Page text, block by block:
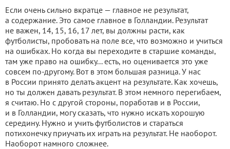
Если очень сильно вкратце — главное не результат,
а содержание. Это самое главное в Голландии. Результат
не важен, 14, 15, 16, 17 лет, вы должны расти, как
футболисты, пробовать на поле все, что возможно и учиться
на ошибках. Но когда вы переходите в старшие команды,
там уже право на ошибку... есть, но оценивается это уже
совсем по-другому. Вот в этом большая разница. У нас
в России принято делать акцент на результате. Как хочешь,
но ты должен давать результат. В этом немного перегибаем,
я считаю. Но с другой стороны, поработав и в России,
и в Голландии, могу сказать, что нужно искать хорошую
середину. Нужно и учить футболистов и стараться
потихонечку приучать их играть на результат. Не наоборот.
Наоборот намного сложнее.